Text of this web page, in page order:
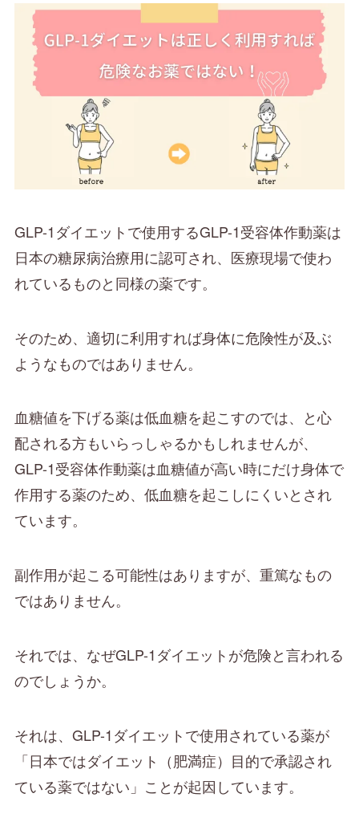
GLP-1ダイエットで使用するGLP-1受容体作動薬は
日本の糖尿病治療用に認可され、医療現場で使わ
れているものと同様の薬です。
そのため、適切に利用すれば身体に危険性が及ぶ
ようなものではありません。
血糖値を下げる薬は低血糖を起こすのでは、と心
配される方もいらっしゃるかもしれませんが、
GLP-1受容体作動薬は血糖値が高い時にだけ身体で
作用する薬のため、低血糖を起こしにくいとされ
ています。
副作用が起こる可能性はありますが、重篤なもの
ではありません。
それでは、なぜGLP-1ダイエットが危険と言われる
のでしょうか。
それは、GLP-1ダイエットで使用されている薬が
「日本ではダイエット（肥満症）目的で承認され
ている薬ではない」ことが起因しています。